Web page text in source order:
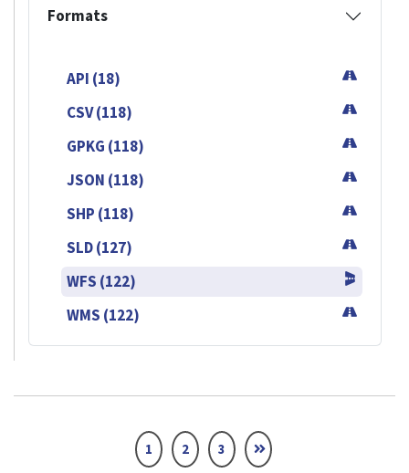
Formats
API (18)
CSV (118)
GPKG (118)
JSON (118)
SHP (118)
SLD (127)
WFS (122)
WMS (122)
1 2 3